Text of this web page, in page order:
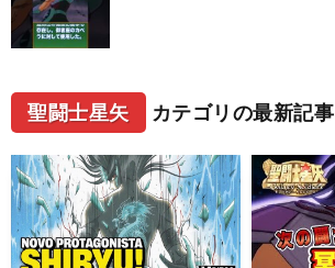
聖闘士星矢 カテゴリの最新記事